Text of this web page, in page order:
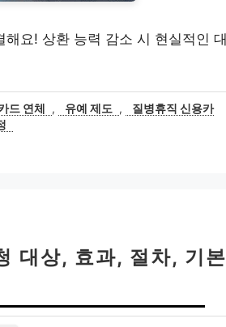
요! 상환 능력 감소 시 현실적인 대
드 연체 , 유예 제도 ,
질병휴직 신용카
대상, 효과, 절차, 기본